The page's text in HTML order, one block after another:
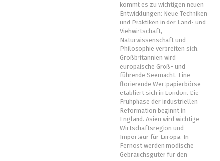
kommt es zu wichtigen neuen
Entwicklungen: Neue Techniken
und Praktiken in der Land- und
Viehwirtschaft,
Naturwissenschaft und
Philosophie verbreiten sich.
Großbritannien wird
europäische Groß- und
führende Seemacht. Eine
florierende Wertpapierbörse
etabliert sich in London. Die
Frühphase der industriellen
Reformation beginnt in
England. Asien wird wichtige
Wirtschaftsregion und
Importeur für Europa. In
Fernost werden modische
Gebrauchsgüter für den